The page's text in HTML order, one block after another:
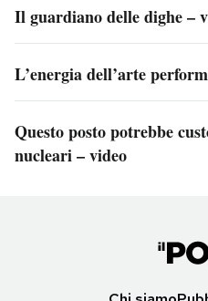
Il guardiano delle dighe –
L’energia dell’arte
Questo posto potrebbe
nucleari – video